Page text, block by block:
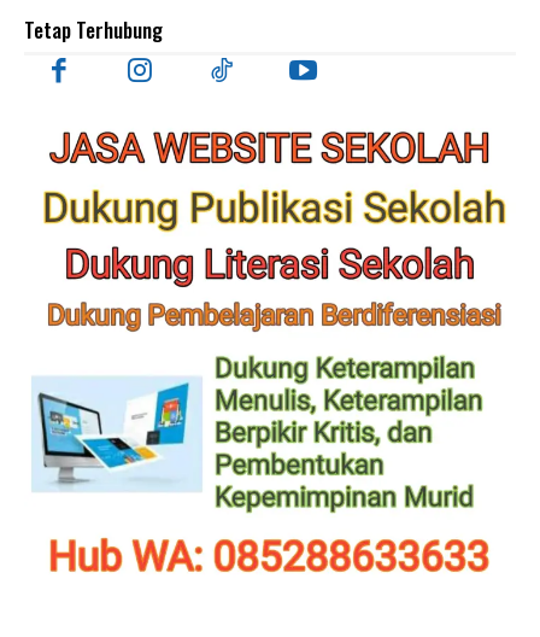
Tetap Terhubung